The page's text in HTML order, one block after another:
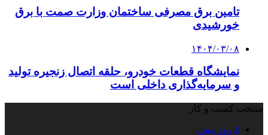
تامین برق مصرفی ساختمان وزارت صمت با برق
خورشیدی
۱۴۰۴/۰۳/۰۸
نمایشگاه قطعات خودرو، حلقه اتصال زنجیره تولید
و سرمایه‌گذاری داخلی است
منتخب کسب و کار
4 روز پیش